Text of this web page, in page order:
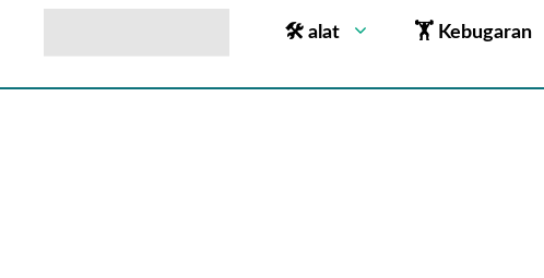
🛠 alat 🏋 Kebugaran